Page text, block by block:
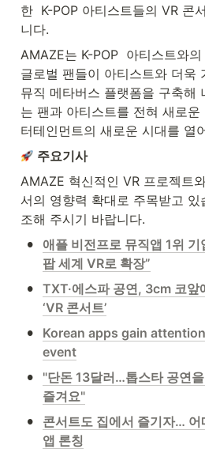
한  K-POP 아티스트들의 VR 콘
니다.
AMAZE는 K-POP  아티스트와
글로벌 팬들이 아티스트와 더욱
뮤직 메타버스 플랫폼을 구축해
는 팬과 아티스트를 전혀 새로
터테인먼트의 새로운 시대를 열
주요기사
AMAZE 혁신적인 VR 프로젝트
서의 영향력 확대로 주목받고
조해 주시기 바랍니다.
•
애플 비전프로 뮤직앱 1위
팝 세계 VR로 확장”
• TXT·에스파 공연, 3cm 코
‘VR 콘서트’
•
Korean apps gain
event
•
"단돈 13달러…톱스타 공연
즐겨요"
•
콘서트도 집에서 즐기자…
앱 론칭